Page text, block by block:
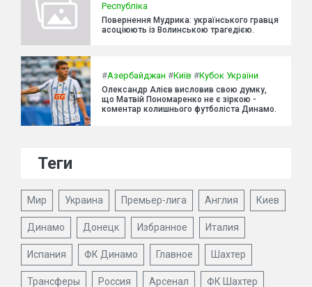
Республіка
Повернення Мудрика: українського гравця
асоціюють із Волинською трагедією.
#Азербайджан #Київ #Кубок України
Олександр Алієв висловив свою думку,
що Матвій Пономаренко не є зіркою -
коментар колишнього футболіста Динамо.
Теги
Мир Украина Премьер-лига Англия Киев
Динамо Донецк Избранное Италия
Испания ФК Динамо Главное Шахтер
Трансферы Россия Арсенал ФК Шахтер